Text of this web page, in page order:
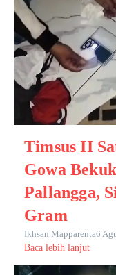
Timsus II
Gowa
Pallangga,
Gram
Ikhsan Mapparenta6
Baca lebih lanjut